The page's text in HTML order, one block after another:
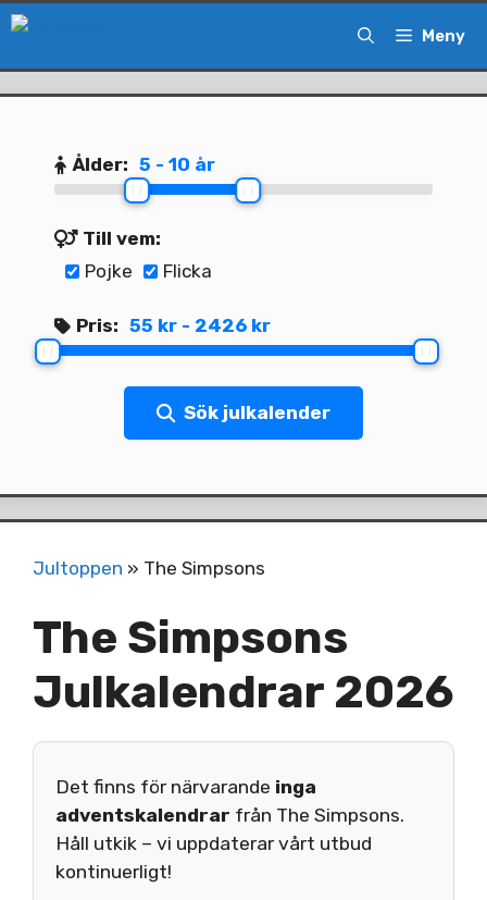
Hoppa
innehåll
Meny
Ålder: 5 - 10 år
Till vem:
Pojke
Flicka
Pris: 55 kr - 2426 kr
Sök julkalender
Jultoppen » The Simpsons
The Simpsons
Julkalendrar 2026
Det finns för närvarande inga
adventskalendrar från The Simpsons.
Håll utkik – vi uppdaterar vårt utbud
kontinuerligt!